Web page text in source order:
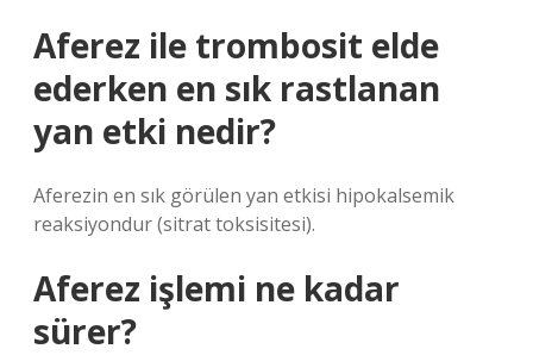
Aferez ile trombosit elde
ederken en sık rastlanan
yan etki nedir?
Aferezin en sık görülen yan etkisi hipokalsemik
reaksiyondur (sitrat toksisitesi).
Aferez işlemi ne kadar
sürer?